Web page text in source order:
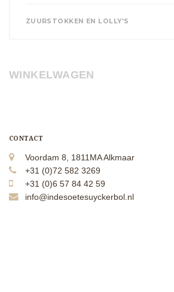
ZUURSTOKKEN EN LOLLY'S
WINKELWAGEN
CONTACT
Voordam 8, 1811MA Alkmaar
+31 (0)72 582 3269
+31 (0)6 57 84 42 59
info@indesoetesuyckerbol.nl